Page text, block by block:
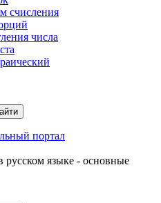
счисления
числа
портал
русском языке - основные